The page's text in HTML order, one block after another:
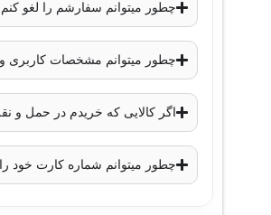
چطور میتوانم سفارشم را لغو
چطور میتوانم مشخصات کاربری و
اگر کالایی که خریدم در حمل و
چطور میتوانم شماره کارت خود